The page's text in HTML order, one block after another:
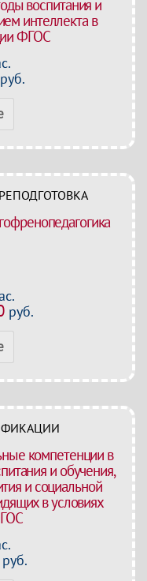
воспитания и
интеллекта в
ФГОС
руб.
руб.
компетенции в
и обучения,
и социальной
в условиях
руб.